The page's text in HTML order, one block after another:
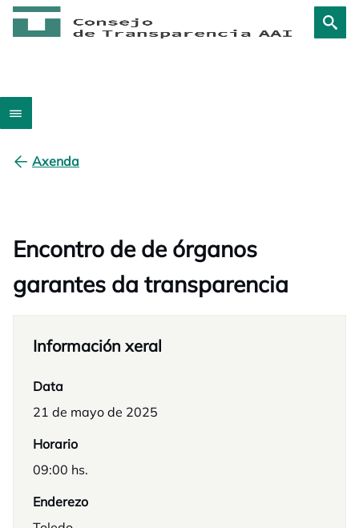
Axenda
Encontro de de órganos
garantes da transparencia
Información xeral
Data
21 de mayo de 2025
Horario
09:00 hs.
Enderezo